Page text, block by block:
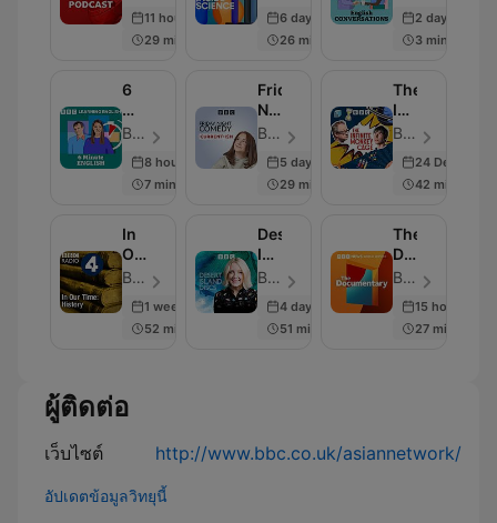
11 hours ago
29 min
6 days ago
26 min
2 days ago
3 min
6
Minute
English
BBC Radio - ตอน 335
8 hours ago
7 min
Friday
Night
Comedy
from
BBC
Radio
BBC Radio 4 - ตอน 259
5 days ago
29 min
The
Infinite
Monkey
Cage
BBC Radio 4 - ตอน 239
24 Dec 2025
42 min
In
Our
Time:
History
BBC Radio 4 - ตอน 230
1 week ago
52 min
Desert
Island
Discs
BBC Radio 4 - ตอน 2000
4 days ago
51 min
The
Documentary
Podcast
BBC World Service - ตอน 2003
15 hours ago
27 min
ผู้ติดต่อ
เว็บไซต์ http://www.bbc.co.uk/asiannetwork/
อัปเดตข้อมูลวิทยุนี้